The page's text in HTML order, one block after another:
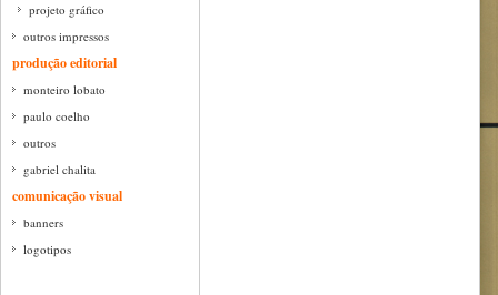
projeto gráfico
outros impressos
produção editorial
monteiro lobato
paulo coelho
outros
gabriel chalita
comunicação visual
banners
logotipos